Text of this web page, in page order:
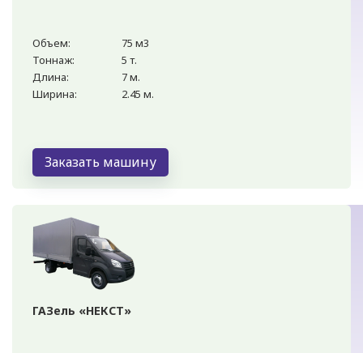
Объем:
75 м3
Тоннаж:
5 т.
Длина:
7 м.
Ширина:
2.45 м.
Заказать машину
ГАЗель «НЕКСТ»